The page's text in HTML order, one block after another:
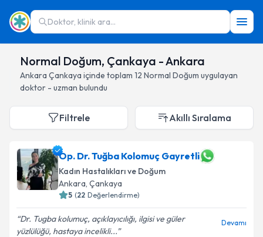
Doktor, klinik ara...
Normal Doğum, Çankaya - Ankara
Ankara Çankaya içinde toplam 12 Normal Doğum uygulayan
doktor - uzman bulundu
Filtrele Akıllı Sıralama
Op. Dr. Tuğba Kolomuç Gayretli
Kadın Hastalıkları ve Doğum
Ankara, Çankaya
5 (22 Değerlendirme)
Dr. Tugba kolumuç, açıklayıcılığı, ilgisi ve güler
yüzlülüğü, hastaya incelikli...
Devamı